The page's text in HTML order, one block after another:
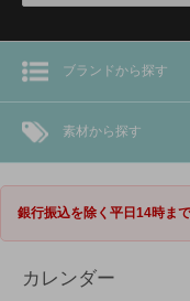
ブランドから探す
素材から探す
銀行振込を除く平日14時ま
カレンダー